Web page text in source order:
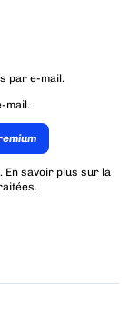
par e-mail.
mail.
En savoir plus sur la
.